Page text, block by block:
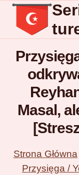
Przejdź
treści
Masal,
Strona Główna
Przysięga /